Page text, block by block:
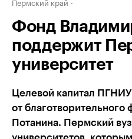
Фонд
поддержит
университет
Целевой капитал
от
Потанина. Пермский